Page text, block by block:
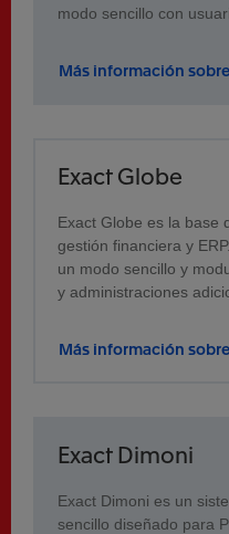
modo sencillo con
Más información
Exact Globe
Exact Globe es la base
gestión financiera y
un modo sencillo y
y administraciones
Más información
Exact Dimoni
Exact Dimoni es un
sencillo diseñado para